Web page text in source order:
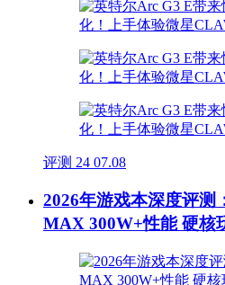
评测 24 07.08
2026年游戏本深度评测
MAX 300W+性能 硬核